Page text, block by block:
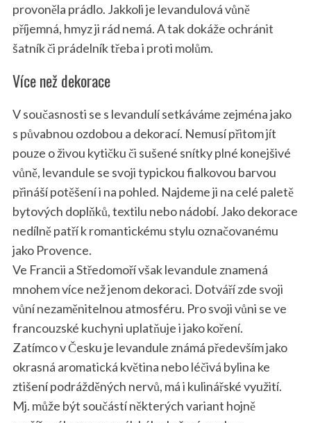
provoněla prádlo. Jakkoli je levandulová vůně
příjemná, hmyz ji rád nemá. A tak dokáže ochránit
šatník či prádelník třeba i proti molům.
Více než dekorace
V současnosti se s levandulí setkáváme zejména jako
s půvabnou ozdobou a dekorací. Nemusí přitom jít
pouze o živou kytičku či sušené snítky plné konejšivé
vůně, levandule se svoji typickou fialkovou barvou
přináší potěšení i na pohled. Najdeme ji na celé paletě
bytových doplňků, textilu nebo nádobí. Jako dekorace
nedílně patří k romantickému stylu označovanému
jako Provence.
Ve Francii a Středomoří však levandule znamená
mnohem více než jenom dekoraci. Dotváří zde svoji
vůní nezaměnitelnou atmosféru. Pro svoji vůni se ve
francouzské kuchyni uplatňuje i jako koření.
Zatímco v Česku je levandule známá především jako
okrasná aromatická květina nebo léčivá bylina ke
ztišení podrážděných nervů, má i kulinářské využití.
Mj. může být součástí některých variant hojně